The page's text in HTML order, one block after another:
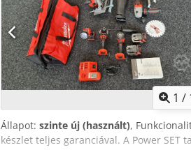
1 /
Állapot: szinte új (használt),
készlet teljes garanciával. A Power SET